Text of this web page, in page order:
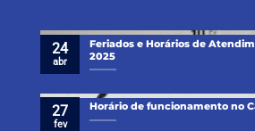
Feriados e Horários de
2025
24
abr
Horário de funcionamento no
27
fev